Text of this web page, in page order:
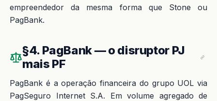
empreendedor da mesma forma que Stone ou
PagBank.
§4. PagBank — o disruptor PJ
mais PF
PagBank é a operação financeira do grupo UOL via
PagSeguro Internet S.A. Em volume agregado de